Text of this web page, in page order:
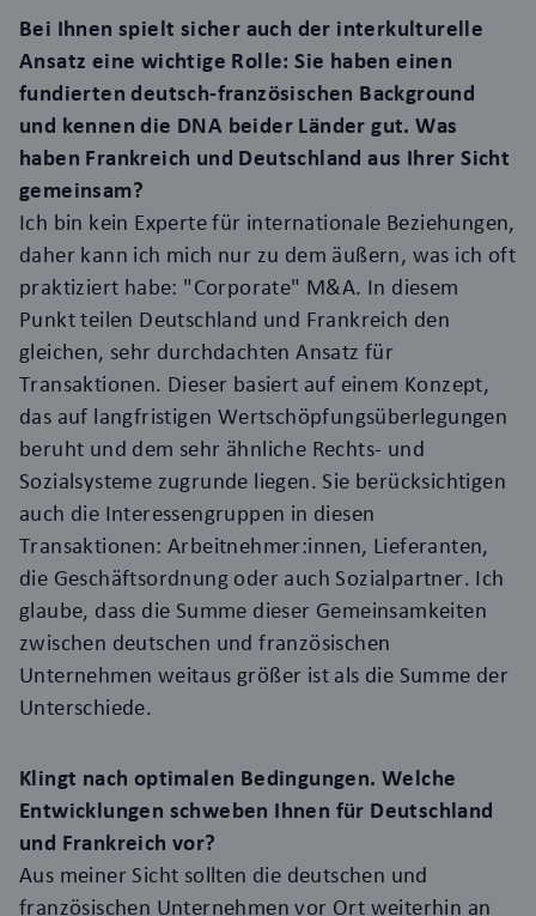
Bei Ihnen spielt sicher auch der interkulturelle
Ansatz eine wichtige Rolle: Sie haben einen
fundierten deutsch-französischen Background
und kennen die DNA beider Länder gut. Was
haben Frankreich und Deutschland aus Ihrer Sicht
gemeinsam?
Ich bin kein Experte für internationale Beziehungen,
daher kann ich mich nur zu dem äußern, was ich oft
praktiziert habe: "Corporate" M&A. In diesem
Punkt teilen Deutschland und Frankreich den
gleichen, sehr durchdachten Ansatz für
Transaktionen. Dieser basiert auf einem Konzept,
das auf langfristigen Wertschöpfungsüberlegungen
beruht und dem sehr ähnliche Rechts- und
Sozialsysteme zugrunde liegen. Sie berücksichtigen
auch die Interessengruppen in diesen
Transaktionen: Arbeitnehmer:innen, Lieferanten,
die Geschäftsordnung oder auch Sozialpartner. Ich
glaube, dass die Summe dieser Gemeinsamkeiten
zwischen deutschen und französischen
Unternehmen weitaus größer ist als die Summe der
Unterschiede.
Klingt nach optimalen Bedingungen. Welche
Entwicklungen schweben Ihnen für Deutschland
und Frankreich vor?
Aus meiner Sicht sollten die deutschen und
französischen Unternehmen vor Ort weiterhin an